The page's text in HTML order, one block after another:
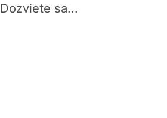
Dozviete sa...